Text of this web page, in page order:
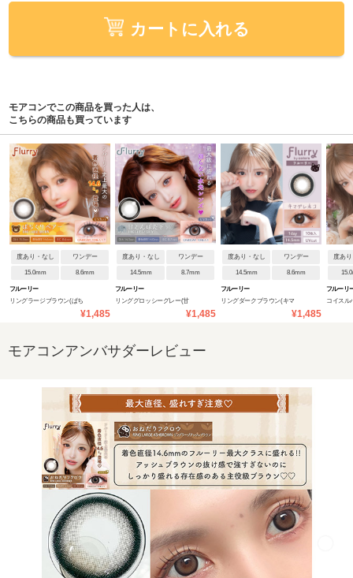
カートに入れる
モアコンでこの商品を買った人は、
こちらの商品も買っています
度あり・なし ワンデー
15.0mm 8.6mm
フルーリー
リングラージブラウン(ぱち
¥1,485
度あり・なし ワンデー
14.5mm 8.7mm
フルーリー
リンググロッシーグレー(甘
¥1,485
度あり・なし ワンデー
14.5mm 8.6mm
フルーリー
リングダークブラウン(キマ
¥1,485
度あ
フルーリ
コイスル
モアコンアンバサダーレビュー